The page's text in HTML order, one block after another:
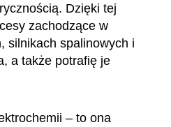
Dzięki tej
zachodzące w
silnikach spalinowych i
a także potrafię je
– to ona